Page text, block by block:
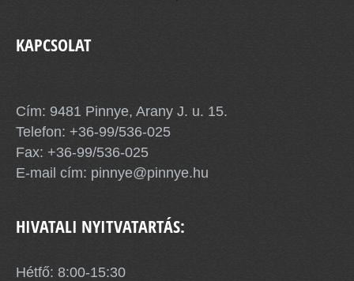
KAPCSOLAT
Cím: 9481 Pinnye, Arany J. u. 15.
Telefon: +36-99/536-025
Fax: +36-99/536-025
E-mail cím: pinnye@pinnye.hu
HIVATALI NYITVATARTÁS:
Hétfő: 8:00-15:30